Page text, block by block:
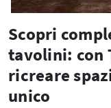
Scopri
tavolini: con
ricreare
unico